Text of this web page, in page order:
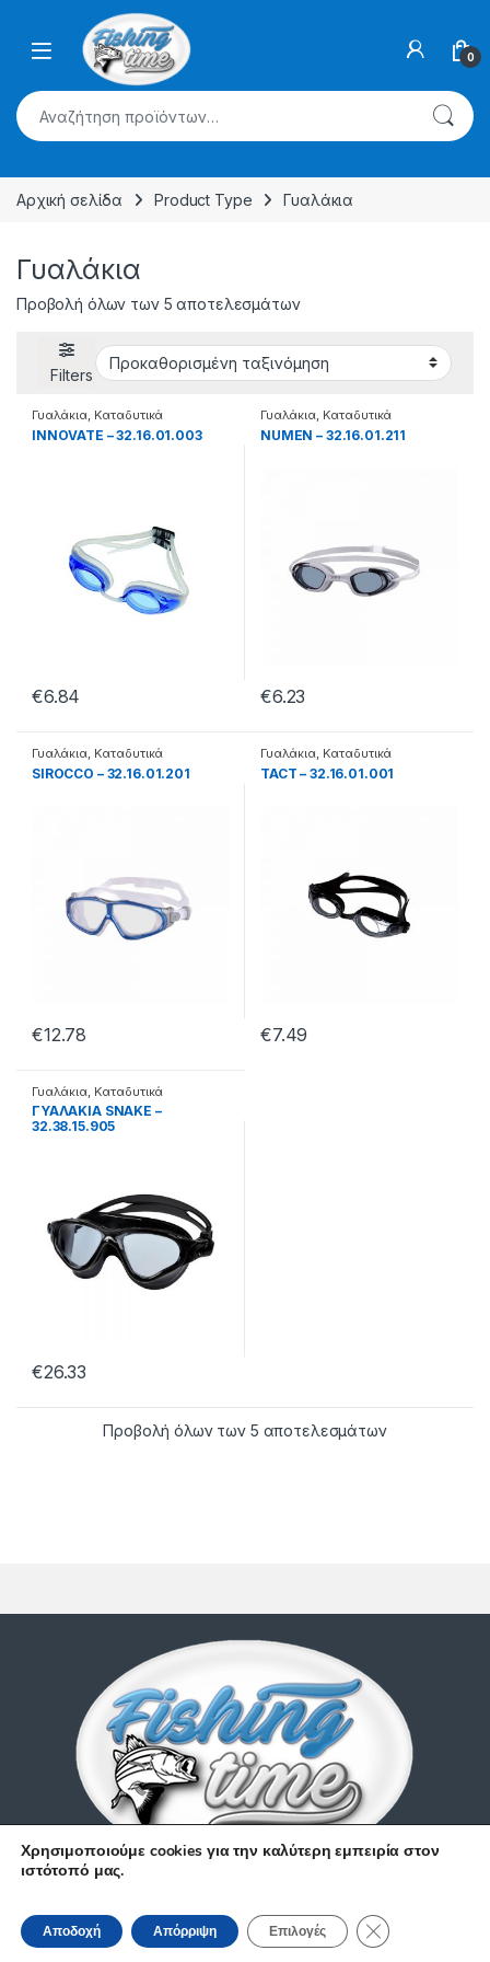
Skip to navigation
0
Αναζήτηση για:
Αρχική σελίδα Product Type Γυαλάκια
Γυαλάκια
Προβολή όλων των 5 αποτελεσμάτων
Filters
Γυαλάκια, Καταδυτικά
INNOVATE – 32.16.01.003
€6.84
Γυαλάκια, Καταδυτικά
NUMEN – 32.16.01.211
€6.23
Γυαλάκια, Καταδυτικά
SIROCCO – 32.16.01.201
€12.78
Γυαλάκια, Καταδυτικά
TACT – 32.16.01.001
€7.49
Γυαλάκια, Καταδυτικά
ΓΥΑΛΑΚΙΑ SNAKE –
32.38.15.905
€26.33
Προβολή όλων των 5 αποτελεσμάτων
210 9514 529
Χρησιμοποιούμε cookies για την καλύτερη εμπειρία στον
ιστότοπό μας.
Αποδοχή Απόρριψη Επιλογές Κλείσιμο του